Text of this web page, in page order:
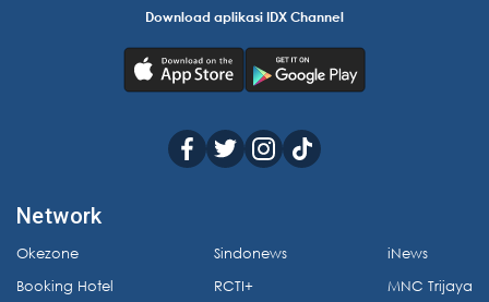
Download aplikasi IDX Channel
Network
Okezone
Booking Hotel
Sindonews
RCTI+
iNews
MNC Trijaya